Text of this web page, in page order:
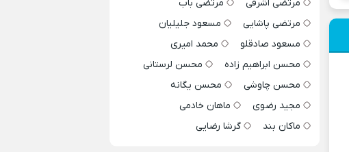
مرتضی اشرفی
مرتضی باب
مرتضی پاشایی
مسعود جلیلیان
مسعود صادقلو
محمد امیری
محسن ابراهیم زاده
محسن لرستانی
محسن چاوشی
محسن یگانه
مجید رضوی
ماهان خادمی
ماکان بند
گرشا رضایی